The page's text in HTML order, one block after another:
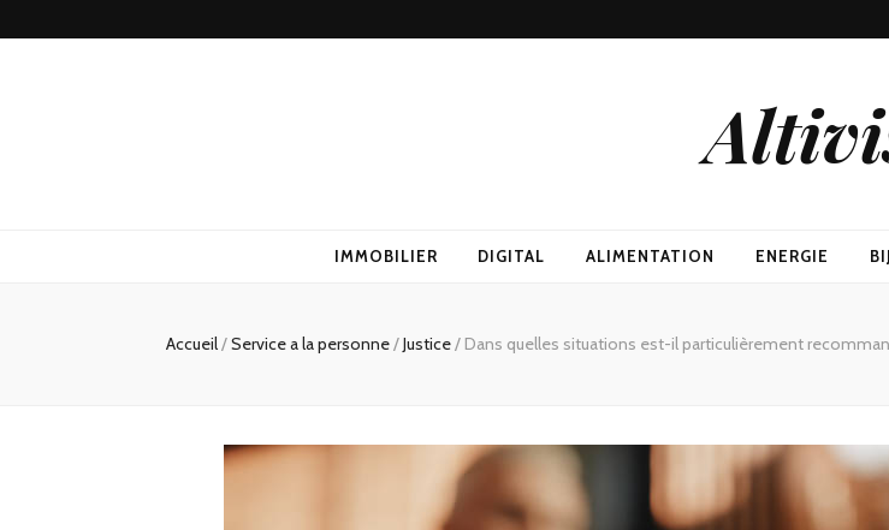
IMMOBILIER DIGITAL ALIMENTATION ENERGIE
Accueil/Service a la personne/Justice/ Dans quelles situations est-il particulièrement